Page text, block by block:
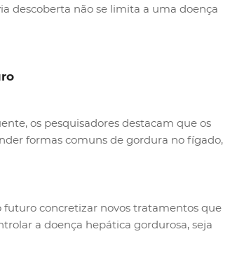
descoberta não se limita a uma doença
os pesquisadores destacam que os
formas comuns de gordura no fígado,
concretizar novos tratamentos que
a doença hepática gordurosa, seja